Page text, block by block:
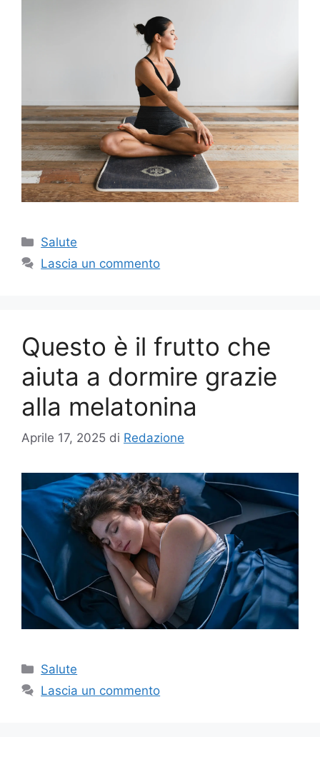
Categorie
Salute
Lascia un commento
Questo è il frutto che
aiuta a dormire grazie
alla melatonina
Aprile 17, 2025 di Redazione
Categorie
Salute
Lascia un commento